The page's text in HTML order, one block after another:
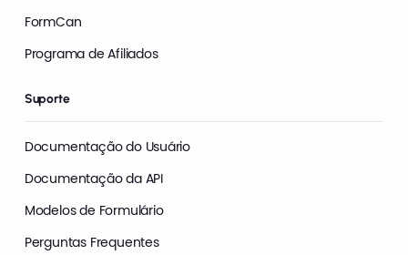
FormCan
Programa de Afiliados
Suporte
Documentação do Usuário
Documentação da API
Modelos de Formulário
Perguntas Frequentes